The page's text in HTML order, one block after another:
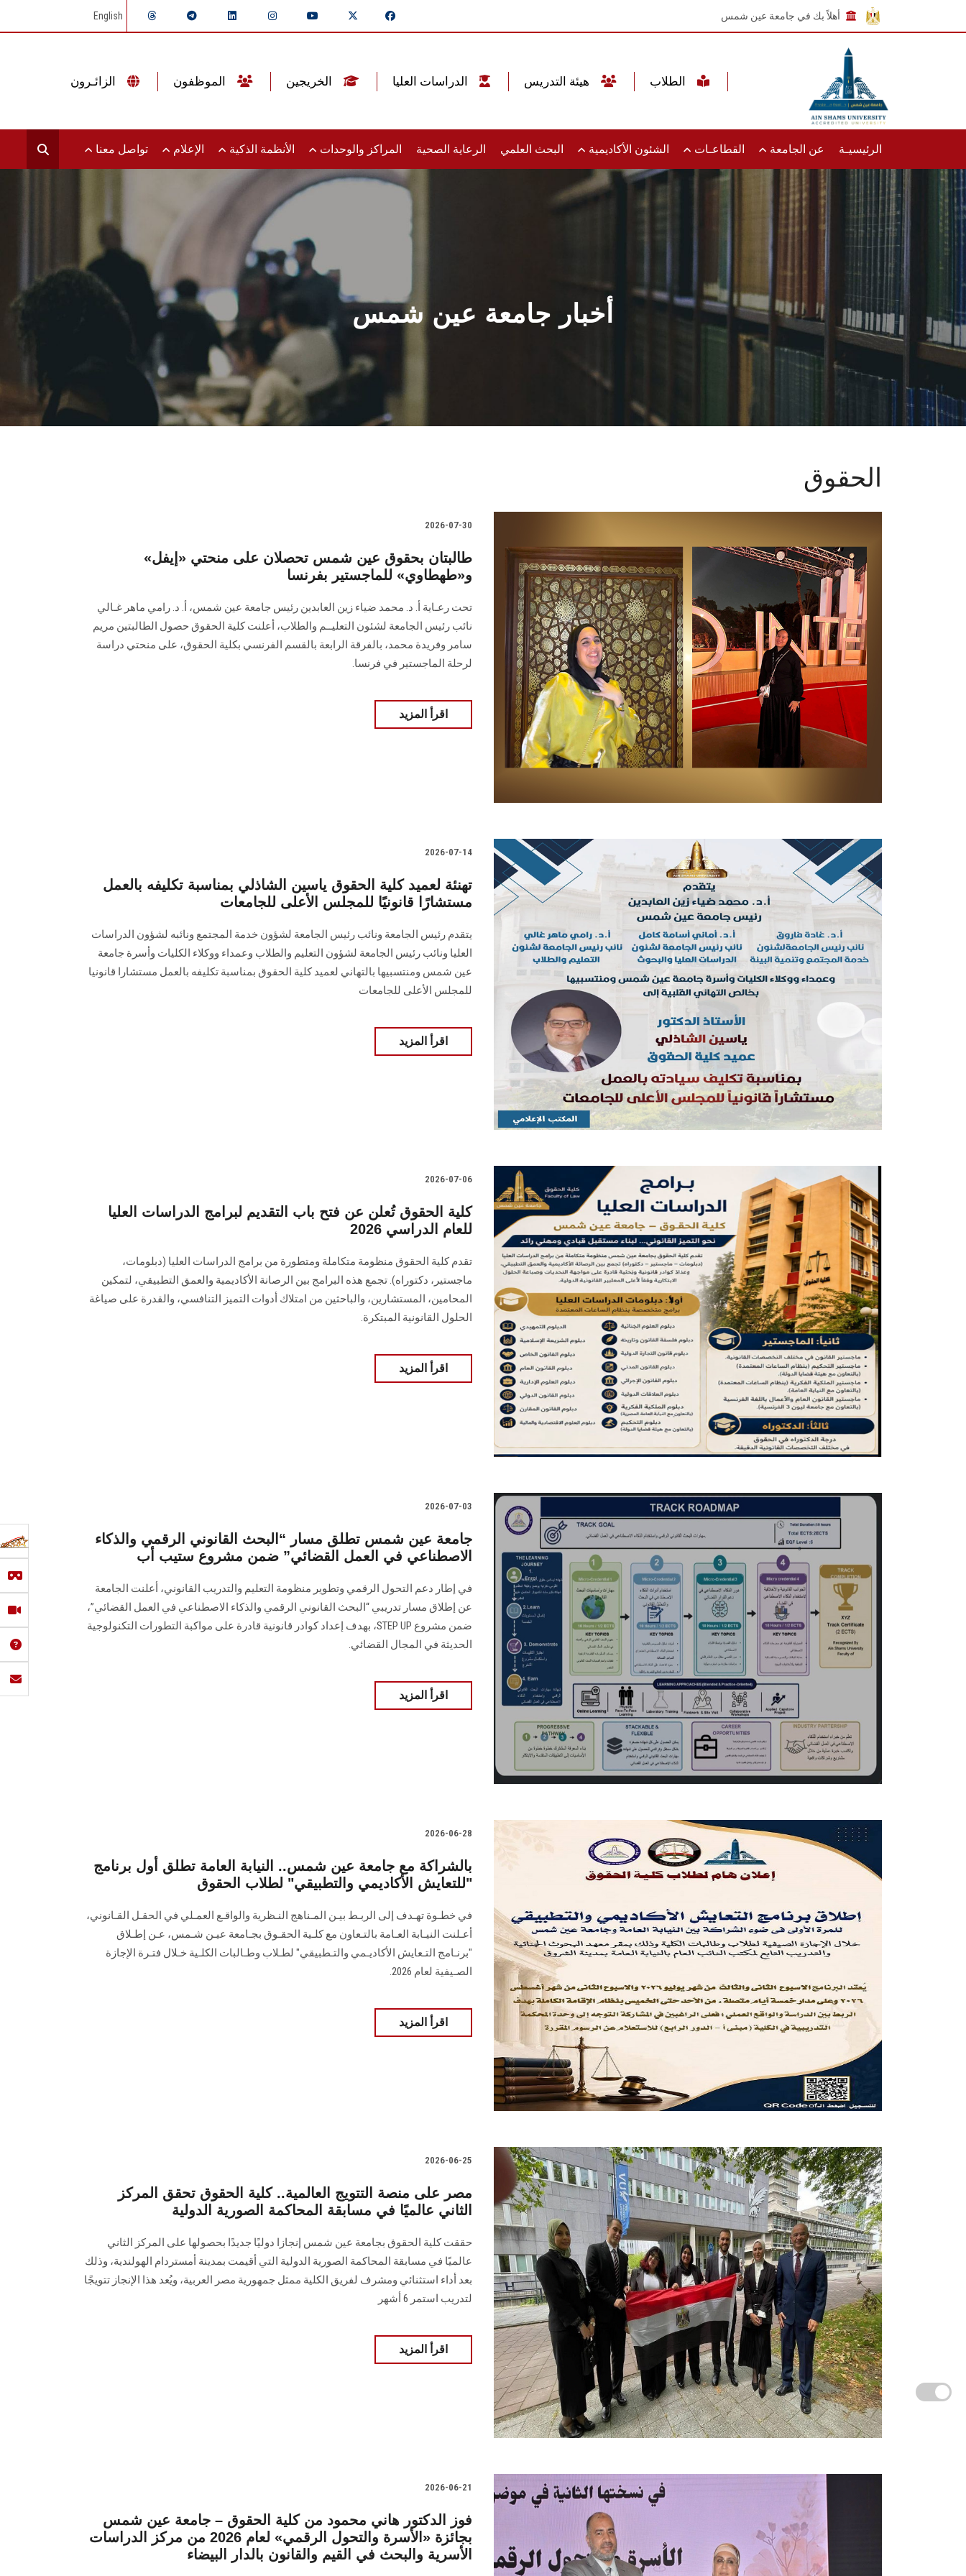
أهلاً بك في جامعة عين شمس English
الرئيسيـة عن الجامعة القطاعـات الشئون الأكاديمية البحث العلمي الرعاية الصحية المراكز والوحدات الأنظمة الذكية الإعلام تواصل معنا
أخبار جامعة عين شمس
الحقوق
2026-07-30
طالبتان بحقوق عين شمس تحصلان على منحتي «إيفل»
و«طهطاوي» للماجستير بفرنسا
تحت رعـاية أ. د. محمد ضياء زين العابدين رئيس جامعة عين شمس، أ. د. رامي ماهر غـالي
نائب رئيس الجامعة لشئون التعليــم والطلاب، أعلنت كلية الحقوق حصول الطالبتين مريم
سامر وفريدة محمد، بالفرقة الرابعة بالقسم الفرنسي بكلية الحقوق، على منحتي دراسة
لرحلة الماجستير في فرنسا.
اقرأ المزيد
2026-07-14
تهنئة لعميد كلية الحقوق ياسين الشاذلي بمناسبة تكليفه بالعمل
مستشارًا قانونيًا للمجلس الأعلى للجامعات
يتقدم رئيس الجامعة ونائب رئيس الجامعة لشؤون خدمة المجتمع ونائبه لشؤون الدراسات
العليا ونائب رئيس الجامعة لشؤون التعليم والطلاب وعمداء ووكلاء الكليات وأسرة جامعة
عين شمس ومنتسبيها بالتهاني لعميد كلية الحقوق بمناسبة تكليفه بالعمل مستشارا قانونيا
للمجلس الأعلى للجامعات
اقرأ المزيد
2026-07-06
كلية الحقوق تُعلن عن فتح باب التقديم لبرامج الدراسات العليا
للعام الدراسي 2026
تقدم كلية الحقوق منظومة متكاملة ومتطورة من برامج الدراسات العليا (دبلومات،
ماجستير، دكتوراه). تجمع هذه البرامج بين الرصانة الأكاديمية والعمق التطبيقي، لتمكين
المحامين، المستشارين، والباحثين من امتلاك أدوات التميز التنافسي، والقدرة على صياغة
الحلول القانونية المبتكرة.
اقرأ المزيد
2026-07-03
جامعة عين شمس تطلق مسار “البحث القانوني الرقمي والذكاء
الاصطناعي في العمل القضائي” ضمن مشروع ستيب أب
في إطار دعم التحول الرقمي وتطوير منظومة التعليم والتدريب القانوني، أعلنت الجامعة
عن إطلاق مسار تدريبي “البحث القانوني الرقمي والذكاء الاصطناعي في العمل القضائي”،
ضمن مشروع STEP UP، بهدف إعداد كوادر قانونية قادرة على مواكبة التطورات التكنولوجية
الحديثة في المجال القضائي.
اقرأ المزيد
2026-06-28
بالشراكة مع جامعة عين شمس.. النيابة العامة تطلق أول برنامج
"للتعايش الأكاديمي والتطبيقي" لطلاب الحقوق
في خطـوة تهـدف إلى الربـط بيـن المـناهج النـظرية والواقـع العمـلي في الحقـل القـانوني،
أعـلنت النيـابة العـامة بالتـعاون مع كلـية الحقـوق بجـامعة عيـن شـمس، عـن إطـلاق
"برنـامج التـعايش الأكاديـمي والتـطبيقي" لطـلاب وطـالبات الكلـية خـلال فتـرة الإجازة
الصـيفية لعام 2026.
اقرأ المزيد
2026-06-25
مصر على منصة التتويج العالمية.. كلية الحقوق تحقق المركز
الثاني عالميًا في مسابقة المحاكمة الصورية الدولية
حققت كلية الحقوق بجامعة عين شمس إنجازا دوليًا جديدًا بحصولها على المركز الثاني
عالميًا في مسابقة المحاكمة الصورية الدولية التي أقيمت بمدينة أمستردام الهولندية، وذلك
بعد أداء استثنائي ومشرف لفريق الكلية ممثل جمهورية مصر العربية، ويُعد هذا الإنجاز تتويجًا
لتدريب استمر 6 أشهر
اقرأ المزيد
2026-06-21
فوز الدكتور هاني محمود من كلية الحقوق – جامعة عين شمس
بجائزة «الأسرة والتحول الرقمي» لعام 2026 من مركز الدراسات
الأسرية والبحث في القيم والقانون بالدار البيضاء